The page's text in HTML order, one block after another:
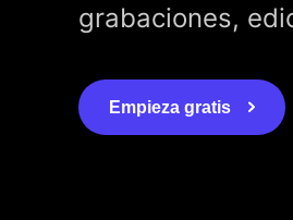
grabaciones,
Empieza gratis